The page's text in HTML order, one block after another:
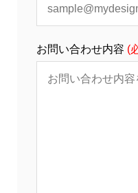
お問い合わせ内容 (